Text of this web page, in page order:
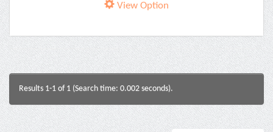
View Option
Results 1-1 of 1 (Search time: 0.002 seconds).